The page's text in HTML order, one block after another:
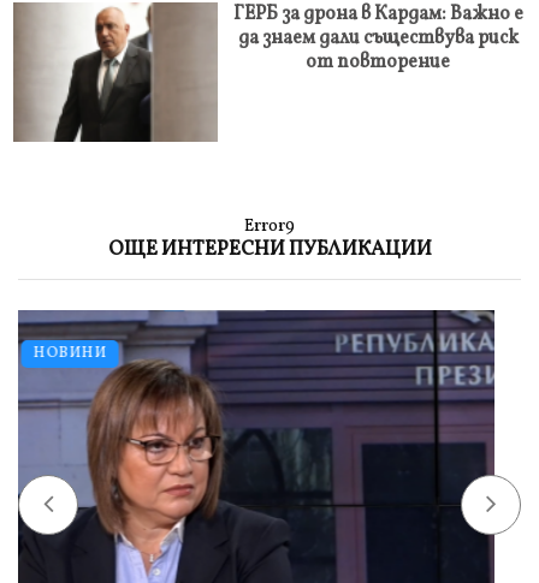
ГЕРБ за дрона в Кардам: Важно е
да знаем дали съществува риск
от повторение
Error9
ОЩЕ ИНТЕРЕСНИ ПУБЛИКАЦИИ
НОВИНИ